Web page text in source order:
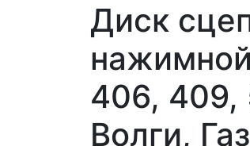
Диск
406, 409,
Волги,